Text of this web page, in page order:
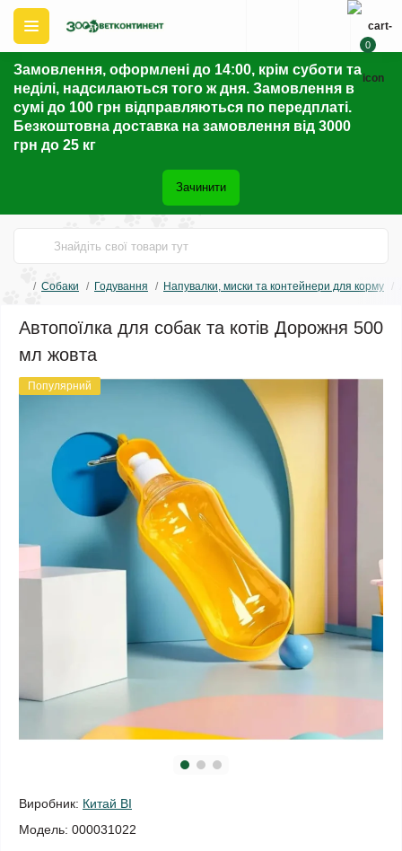
Замовлення, оформлені до 14:00, крім суботи та
неділі, надсилаються того ж дня. Замовлення в
сумі до 100 грн відправляються по передплаті.
Безкоштовна доставка на замовлення від 3000
грн до 25 кг
Зачинити
0
Собаки Годування Напувалки, миски та контейнери для корму
Автопоїлка для собак та котів Дорожня 500
мл жовта
Популярний
Виробник: Китай ВІ
Модель: 000031022